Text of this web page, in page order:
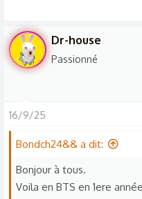
Dr-house
Passionné
16/9/25
Bondch24&& a dit:
Bonjour à tous.
Voila en BTS en 1ere